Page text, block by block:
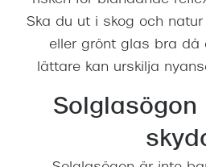
Ska du ut i skog och natur
eller grönt glas bra då
lättare kan urskilja
Solglasögon